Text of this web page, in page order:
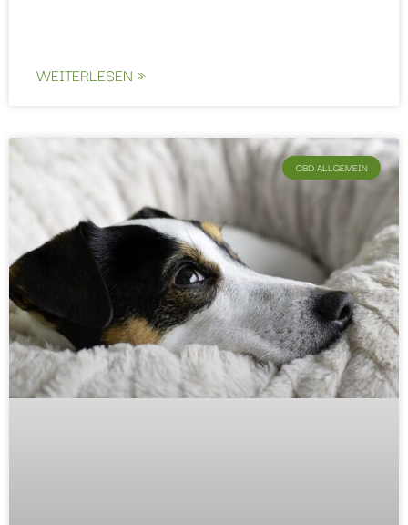
WEITERLESEN »
CBD ALLGEMEIN